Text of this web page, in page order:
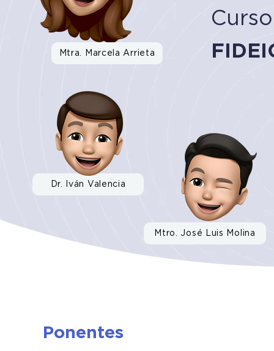
Mtra. Marcela Arrieta
Mtro. José Luis Molina
Curso
Dr. Iván Valencia
Ponentes